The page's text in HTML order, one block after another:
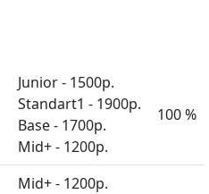
Junior - 1500р.
Standart1 - 1900р.
Base - 1700р.
Mid+ - 1200р.
100 %
Mid+ - 1200р.